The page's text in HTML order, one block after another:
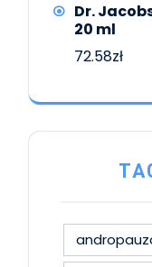
Dr.
20 ml
72.58zł